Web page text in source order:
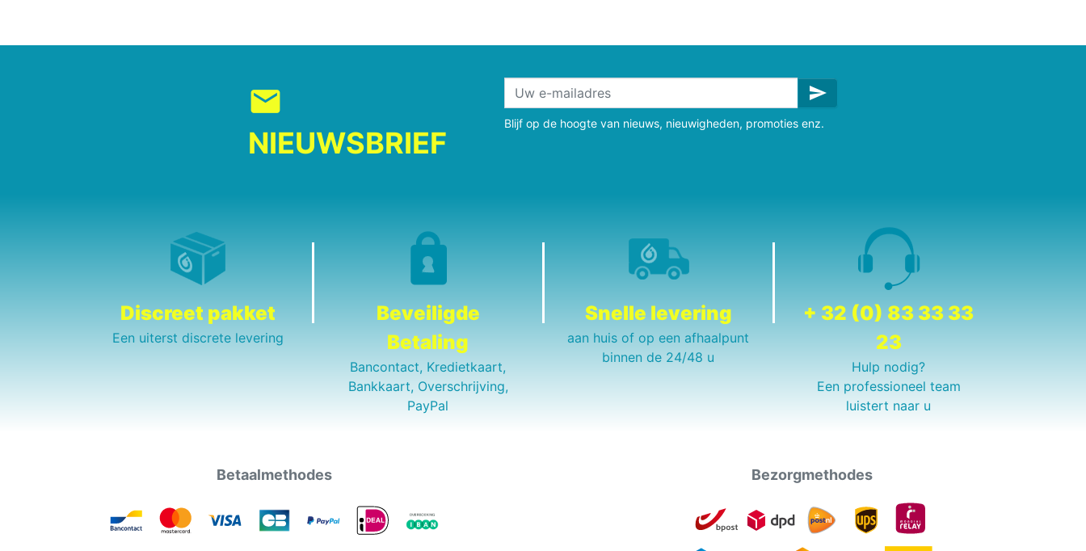
mail
NIEUWSBRIEF
send
Blijf op de hoogte van nieuws, nieuwigheden, promoties enz.
Discreet pakket
Een uiterst discrete levering
Beveiligde
Betaling
Bancontact, Kredietkaart,
Bankkaart, Overschrijving,
PayPal
Snelle levering
aan huis of op een afhaalpunt
binnen de 24/48 u
+ 32 (0) 83 33 33
23
Hulp nodig?
Een professioneel team
luistert naar u
Betaalmethodes Bezorgmethodes